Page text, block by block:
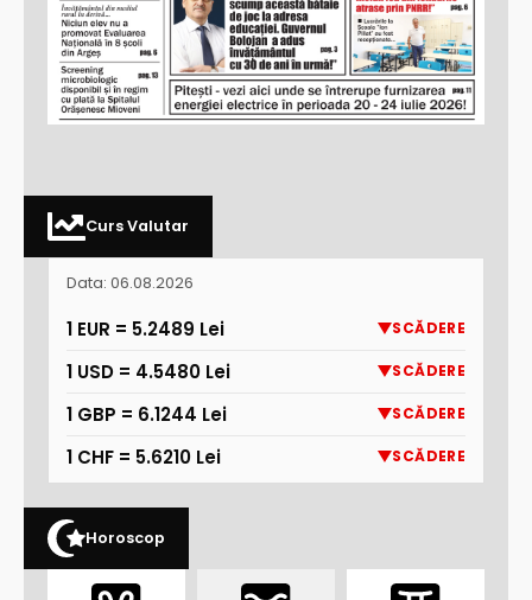
Curs Valutar
Data: 06.08.2026
1 EUR = 5.2489 Lei SCĂDERE
1 USD = 4.5480 Lei SCĂDERE
1 GBP = 6.1244 Lei SCĂDERE
1 CHF = 5.6210 Lei SCĂDERE
Horoscop